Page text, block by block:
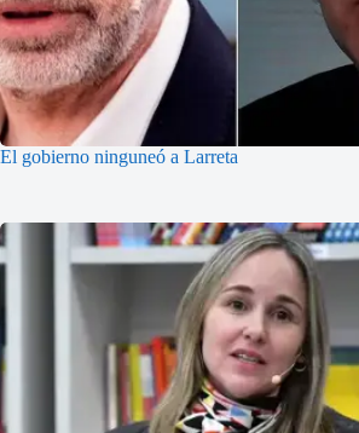
El gobierno ninguneó a Larreta